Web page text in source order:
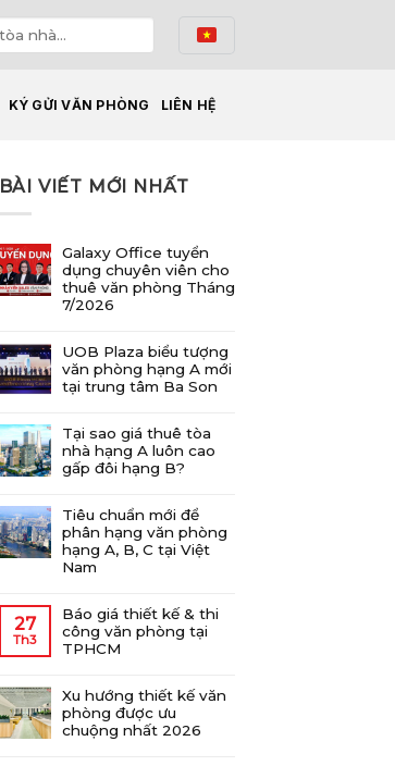
KÝ GỬI VĂN PHÒNG LIÊN HỆ
BÀI VIẾT MỚI NHẤT
Galaxy Office tuyển
dụng chuyên viên cho
thuê văn phòng Tháng
7/2026
UOB Plaza biểu tượng
văn phòng hạng A mới
tại trung tâm Ba Son
Tại sao giá thuê tòa
nhà hạng A luôn cao
gấp đôi hạng B?
Tiêu chuẩn mới để
phân hạng văn phòng
hạng A, B, C tại Việt
Nam
27
Th3
Báo giá thiết kế & thi
công văn phòng tại
TPHCM
Xu hướng thiết kế văn
phòng được ưu
chuộng nhất 2026